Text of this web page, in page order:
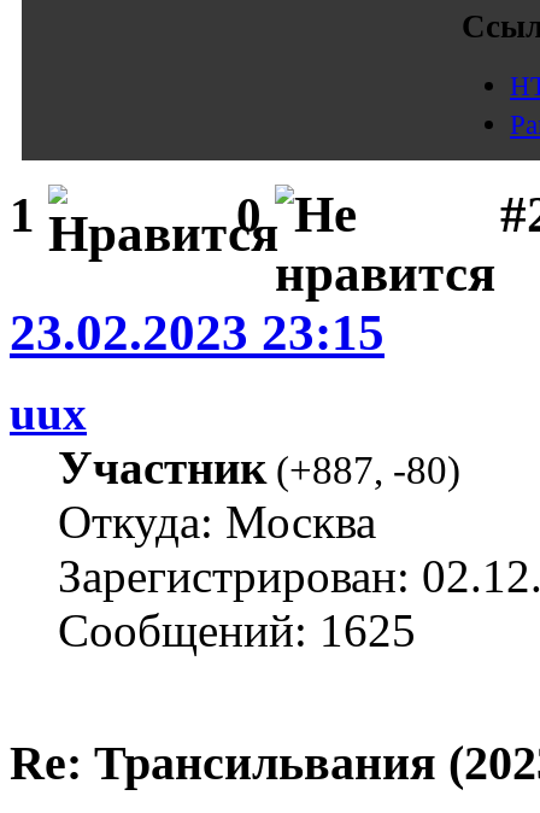
1 0
23.02.2023 23:15
uux
Участник(+887, -80)
Откуда: Москва
Зарегистрирован:
Сообщений: 1625
Re: Трансильвания